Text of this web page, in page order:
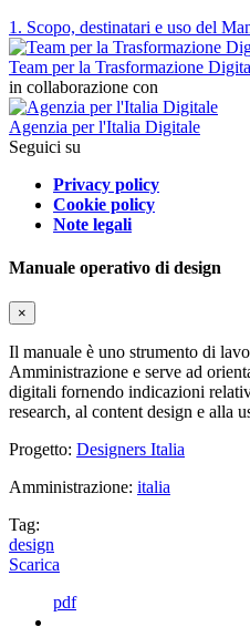
1. Scopo, destinatari e uso del
Team per la Trasformazione
in collaborazione con
Agenzia per l'Italia Digitale
Seguici su
Privacy policy
Cookie policy
Note legali
Manuale operativo di design
×
Il manuale è uno strumento di
Amministrazione e serve ad
digitali fornendo indicazioni
research, al content design e alla
Progetto: Designers Italia
Amministrazione: italia
Tag:
design
Scarica
pdf